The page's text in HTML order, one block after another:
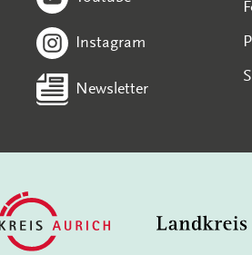
Instagram
Newsletter